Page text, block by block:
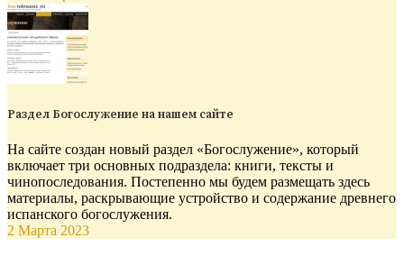
Раздел Богослужение на нашем сайте
На сайте создан новый раздел «Богослужение», который
включает три основных подраздела: книги, тексты и
чинопоследования. Постепенно мы будем размещать здесь
материалы, раскрывающие устройство и содержание древнего
испанского богослужения.
2 Марта 2023